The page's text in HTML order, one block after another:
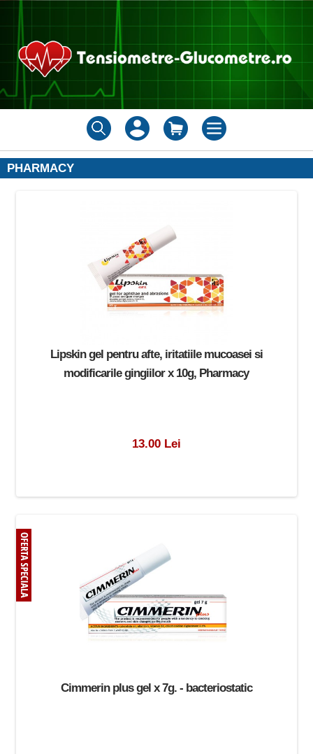
PHARMACY
Lipskin gel pentru afte, iritatiile mucoasei si
modificarile gingiilor x 10g, Pharmacy
13.00 Lei
Cimmerin plus gel x 7g. - bacteriostatic